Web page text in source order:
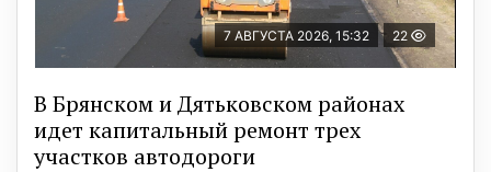
7 АВГУСТА 2026, 15:32 22
В Брянском и Дятьковском районах
идет капитальный ремонт трех
участков автодороги